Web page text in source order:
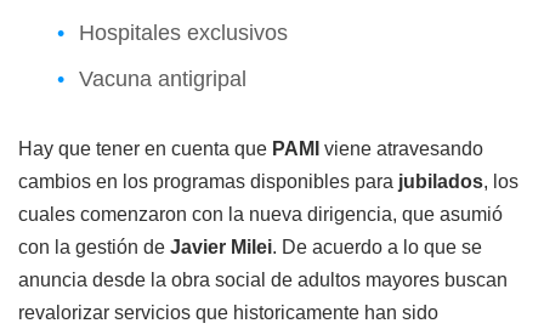
Hospitales exclusivos
Vacuna antigripal
Hay que tener en cuenta que PAMI viene atravesando
cambios en los programas disponibles para jubilados, los
cuales comenzaron con la nueva dirigencia, que asumió
con la gestión de Javier Milei. De acuerdo a lo que se
anuncia desde la obra social de adultos mayores buscan
revalorizar servicios que historicamente han sido